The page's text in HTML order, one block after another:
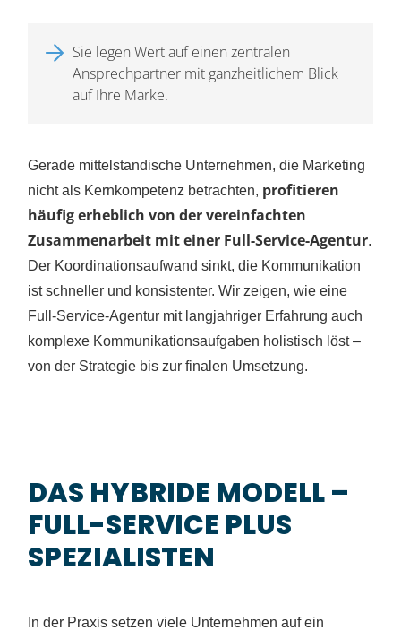
Sie legen Wert auf einen zentralen
Ansprechpartner mit ganzheitlichem Blick
auf Ihre Marke.
Gerade mittelstandische Unternehmen, die Marketing
nicht als Kernkompetenz betrachten, profitieren
häufig erheblich von der vereinfachten
Zusammenarbeit mit einer Full-Service-Agentur.
Der Koordinationsaufwand sinkt, die Kommunikation
ist schneller und konsistenter. Wir zeigen, wie eine
Full-Service-Agentur mit langjahriger Erfahrung auch
komplexe Kommunikationsaufgaben holistisch löst –
von der Strategie bis zur finalen Umsetzung.
DAS HYBRIDE MODELL –
FULL-SERVICE PLUS
SPEZIALISTEN
In der Praxis setzen viele Unternehmen auf ein